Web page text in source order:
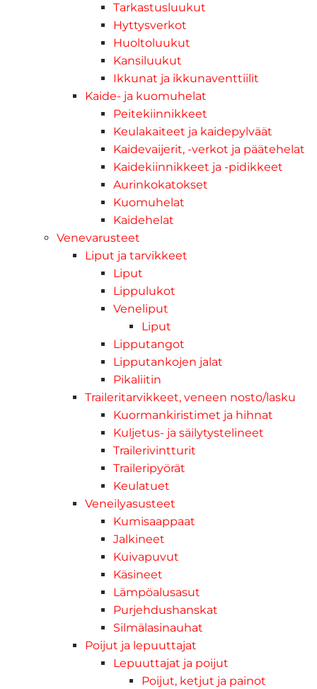
Tarkastusluukut
Hyttysverkot
Huoltoluukut
Kansiluukut
Ikkunat ja ikkunaventtiilit
Kaide- ja kuomuhelat
Peitekiinnikkeet
Keulakaiteet ja kaidepylväät
Kaidevaijerit, -verkot ja päätehelat
Kaidekiinnikkeet ja -pidikkeet
Aurinkokatokset
Kuomuhelat
Kaidehelat
Venevarusteet
Liput ja tarvikkeet
Liput
Lippulukot
Veneliput
Liput
Lipputangot
Lipputankojen jalat
Pikaliitin
Traileritarvikkeet, veneen nosto/lasku
Kuormankiristimet ja hihnat
Kuljetus- ja säilytystelineet
Trailerivintturit
Traileripyörät
Keulatuet
Veneilyasusteet
Kumisaappaat
Jalkineet
Kuivapuvut
Käsineet
Lämpöalusasut
Purjehdushanskat
Silmälasinauhat
Poijut ja lepuuttajat
Lepuuttajat ja poijut
Poijut, ketjut ja painot